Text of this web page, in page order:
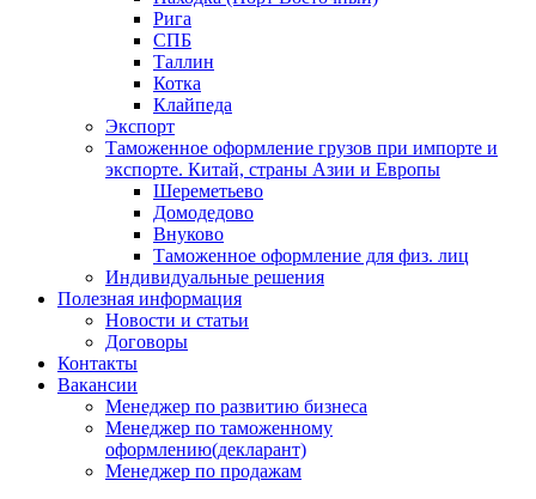
Рига
СПБ
Таллин
Котка
Клайпеда
Экспорт
Таможенное оформление грузов при импорте и
экспорте. Китай, страны Азии и Европы
Шереметьево
Домодедово
Внуково
Таможенное оформление для физ. лиц
Индивидуальные решения
Полезная информация
Новости и статьи
Договоры
Контакты
Вакансии
Менеджер по развитию бизнеса
Менеджер по таможенному
оформлению(декларант)
Менеджер по продажам